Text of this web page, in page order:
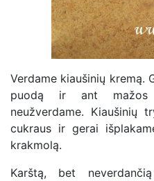
Verdame kiaušinių kremą.
puodą ir ant mažos
neužverdame. Kiaušinių
cukraus ir gerai
krakmolą.
Karštą, bet